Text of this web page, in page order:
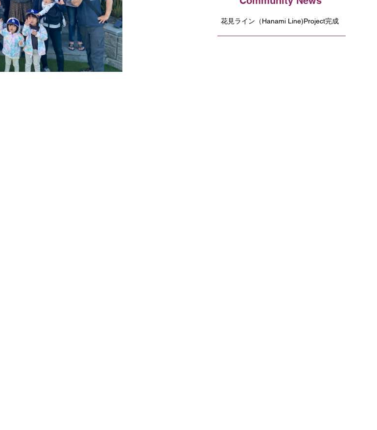
花見ライン（Hanami Line)Project完成